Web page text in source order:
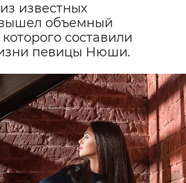
известных
объемный
составили
певицы Нюши.